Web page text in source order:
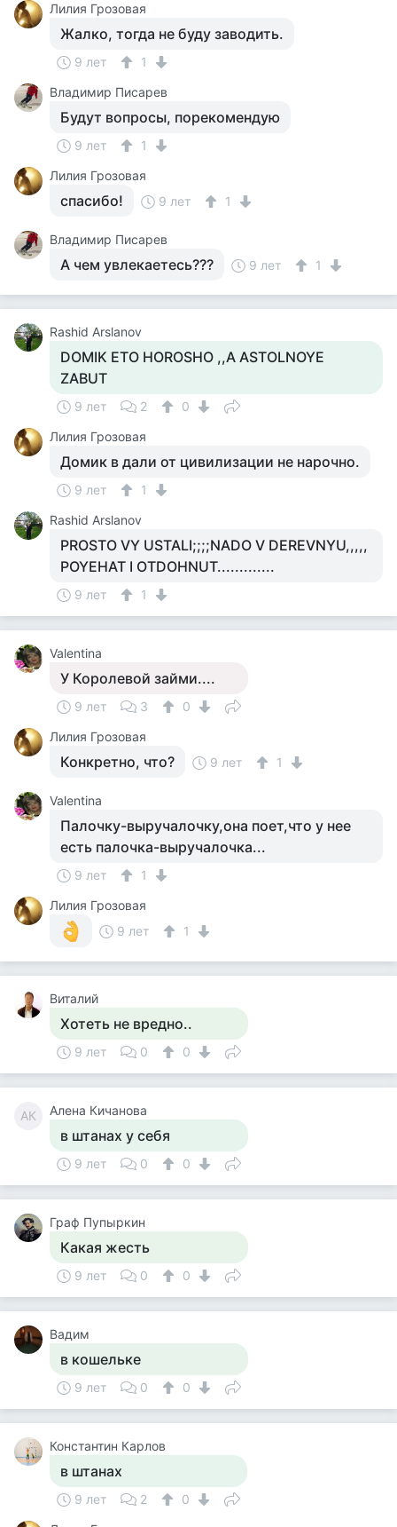
Лилия Грозовая
Жалко, тогда не буду заводить.
9 лет
1
Владимир Писарев
Будут вопросы, порекомендую
9 лет
1
Лилия Грозовая
спасибо! 9 лет 1
Владимир Писарев
А чем увлекаетесь??? 9 лет 1
Rashid Arslanov
DOMIK ETO HOROSHO ,,A ASTOLNOYE
ZABUT
9 лет 2
0
Лилия Грозовая
Домик в дали от цивилизации не нарочно.
9 лет
1
Rashid Arslanov
PROSTO VY USTALI;;;;NADO V DEREVNYU,,,,,
POYEHAT I OTDOHNUT.............
9 лет 1
Valentina
У Королевой займи....
9 лет 3
0
Лилия Грозовая
Конкретно, что? 9 лет 1
Valentina
Палочку-выручалочку,она поет,что у нее
есть палочка-выручалочка...
9 лет
1
Лилия Грозовая
9 лет
1
Виталий
Хотеть не вредно..
9 лет 0 0
АК Алена Кичанова
в штанах у себя
9 лет 0 0
Граф Пупыркин
Какая жесть
9 лет 0 0
Вадим
в кошельке
9 лет 0 0
Константин Карлов
в штанах
9 лет 2
0